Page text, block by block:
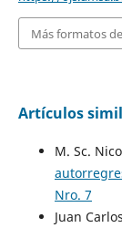
Más formatos
Artículos
M. Sc.
Nro. 7
Juan